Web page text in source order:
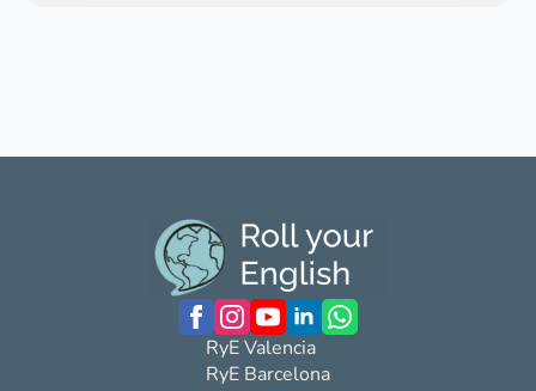
RyE Valencia
RyE Barcelona